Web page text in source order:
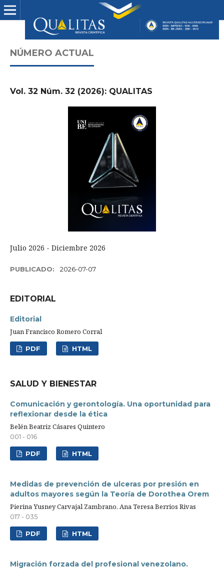
NÚMERO ACTUAL
Vol. 32 Núm. 32 (2026): QUALITAS
Julio 2026 - Diciembre 2026
PUBLICADO: 2026-07-07
EDITORIAL
Editorial
Juan Francisco Romero Corral
PDF HTML
SALUD Y BIENESTAR
Comunicación y gerontología. Una oportunidad para
reflexionar desde la ética
Belén Beatriz Cásares Quintero
001 - 016
PDF HTML
Medidas de prevención de ulceras por presión en
adultos mayores según la Teoría de Dorothea Orem
Pierina Yusney Carvajal Zambrano, Ana Teresa Berrios Rivas
017 - 035
PDF HTML
Migración forzada del profesional venezolano.